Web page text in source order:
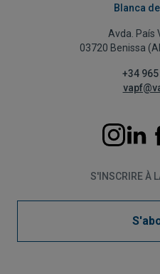
Blanca
Avda. País
03720 Benissa
+34
S'INSCRIRE À